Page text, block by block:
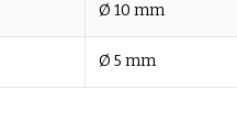
Ø 10 mm
Ø 5 mm